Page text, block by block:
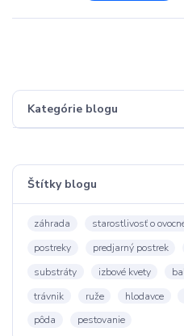
Kategórie blogu
Štítky blogu
záhrada starostlivosť o
postreky
predjarný postrek
substráty
izbové kvety
trávnik
ruže hlodavce
pôda
pestovanie